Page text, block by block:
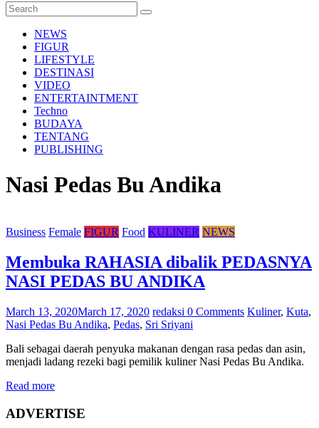
NEWS
FIGUR
LIFESTYLE
DESTINASI
VIDEO
ENTERTAINTMENT
Techno
BUDAYA
TENTANG
PUBLISHING
Nasi Pedas Bu Andika
Business Female FIGUR Food KULINER NEWS
Membuka RAHASIA dibalik PEDASNYA
NASI PEDAS BU ANDIKA
March 13, 2020March 17, 2020 redaksi 0 Comments Kuliner, Kuta,
Nasi Pedas Bu Andika, Pedas, Sri Sriyani
Bali sebagai daerah penyuka makanan dengan rasa pedas dan asin,
menjadi ladang rezeki bagi pemilik kuliner Nasi Pedas Bu Andika.
Read more
ADVERTISE